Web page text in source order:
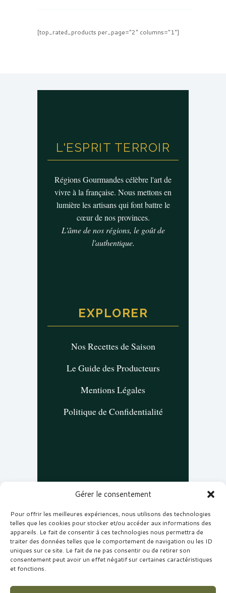
Gérer le consentement
Pour offrir les meilleures expériences, nous utilisons des technologies
telles que les cookies pour stocker et/ou accéder aux informations des
appareils. Le fait de consentir à ces technologies nous permettra de
traiter des données telles que le comportement de navigation ou les ID
uniques sur ce site. Le fait de ne pas consentir ou de retirer son
consentement peut avoir un effet négatif sur certaines caractéristiques
et fonctions.
[top_rated_products per_page="2" columns="1"]
L'ESPRIT TERROIR
Régions Gourmandes célèbre l'art de
vivre à la française. Nous mettons en
lumière les artisans qui font battre le
cœur de nos provinces.
L'âme de nos régions, le goût de
l'authentique.
EXPLORER
Nos Recettes de Saison
Le Guide des Producteurs
Mentions Légales
Politique de Confidentialité
NOUS REJOINDRE
Inscrivez-vous pour recevoir nos carnets
de voyage culinaire et nos offres
exclusives.